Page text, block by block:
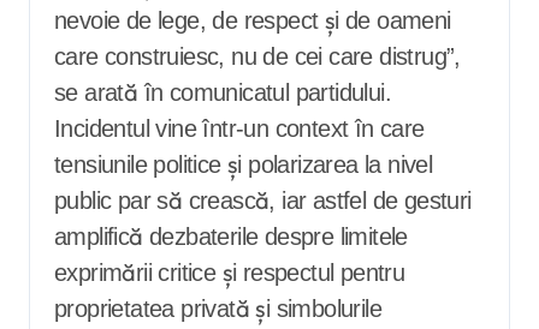
nevoie de lege, de respect și de oameni
care construiesc, nu de cei care distrug”,
se arată în comunicatul partidului.
Incidentul vine într-un context în care
tensiunile politice și polarizarea la nivel
public par să crească, iar astfel de gesturi
amplifică dezbaterile despre limitele
exprimării critice și respectul pentru
proprietatea privată și simbolurile